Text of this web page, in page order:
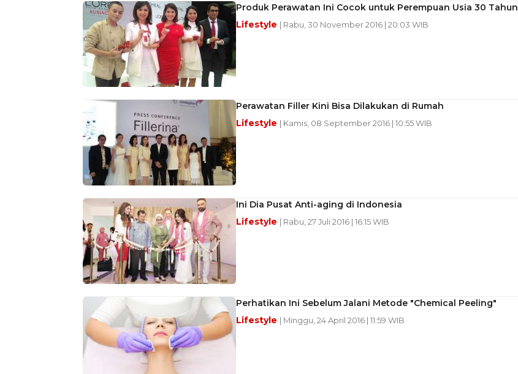
Produk Perawatan Ini Cocok untuk Perempuan Usia 30 Tahun
Lifestyle | Rabu, 30 November 2016 | 20:03 WIB
Perawatan Filler Kini Bisa Dilakukan di Rumah
Lifestyle | Kamis, 08 September 2016 | 10:55 WIB
Ini Dia Pusat Anti-aging di Indonesia
Lifestyle | Rabu, 27 Juli 2016 | 16:15 WIB
Perhatikan Ini Sebelum Jalani Metode "Chemical Peeling"
Lifestyle | Minggu, 24 April 2016 | 11:59 WIB